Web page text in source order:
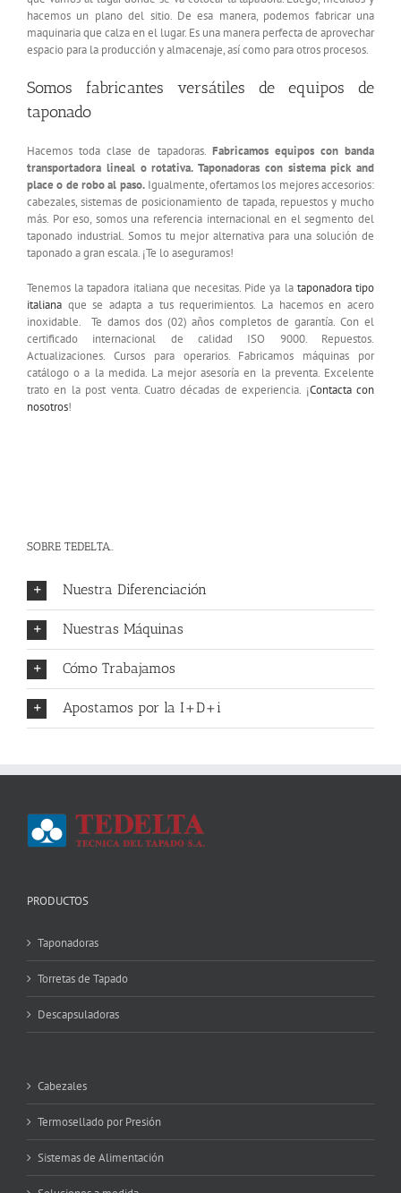
hacemos un plano del sitio. De esa manera, podemos fabricar una
maquinaria que calza en el lugar. Es una manera perfecta de aprovechar
espacio para la producción y almacenaje, así como para otros procesos.
Somos fabricantes versátiles de equipos de
taponado
Hacemos toda clase de tapadoras. Fabricamos equipos con banda
transportadora lineal o rotativa. Taponadoras con sistema pick and
place o de robo al paso.Igualmente, ofertamos los mejores accesorios:
cabezales, sistemas de posicionamiento de tapada, repuestos y mucho
más. Por eso, somos una referencia internacional en el segmento del
taponado industrial. Somos tu mejor alternativa para una solución de
taponado a gran escala. ¡Te lo aseguramos!
Tenemos la tapadora italiana que necesitas. Pide ya la taponadora tipo
italiana que se adapta a tus requerimientos. La hacemos en acero
inoxidable. Te damos dos (02) años completos de garantía. Con el
certificado internacional de calidad ISO 9000. Repuestos.
Actualizaciones. Cursos para operarios. Fabricamos máquinas por
catálogo o a la medida. La mejor asesoría en la preventa. Excelente
trato en la post venta. Cuatro décadas de experiencia. ¡Contacta con
nosotros!
SOBRE TEDELTA..
Nuestra Diferenciación
Nuestras Máquinas
Cómo Trabajamos
Apostamos por la I+D+i
PRODUCTOS
Taponadoras
Torretas de Tapado
Descapsuladoras
Cabezales
Termosellado por Presión
Sistemas de Alimentación